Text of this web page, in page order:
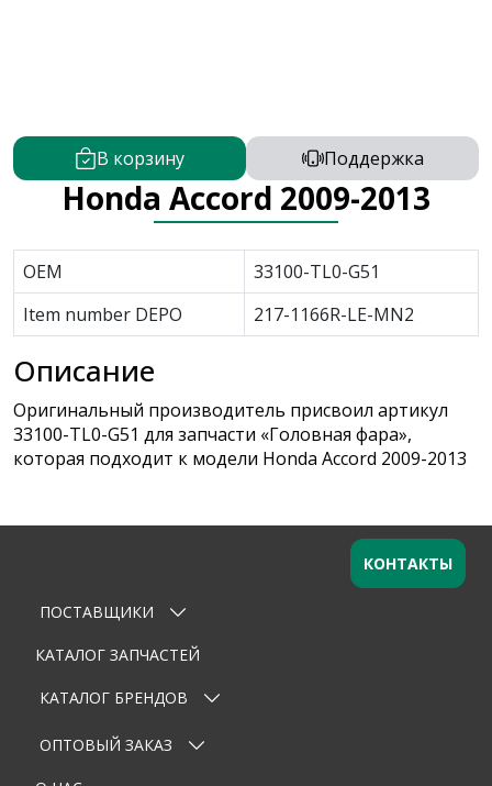
В корзину Поддержка
Honda Accord 2009-2013
OEM
33100-TL0-G51
Item number DEPO
217-1166R-LE-MN2
Описание
Оригинальный производитель присвоил артикул
33100-TL0-G51 для запчасти «Головная фара»,
которая подходит к модели Honda Accord 2009-2013
Оставьте заявку
Ваше имя
Email
Телефон
ПОСТАВЩИКИ
КАТАЛОГ ЗАПЧАСТЕЙ
КАТАЛОГ БРЕНДОВ
ОПТОВЫЙ ЗАКАЗ
КОНТАКТЫ